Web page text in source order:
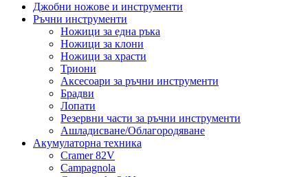
Джобни ножове и инструменти
Ръчни инструменти
Ножици за една ръка
Ножици за клони
Ножици за храсти
Триони
Аксесоари за ръчни инструменти
Брадви
Лопати
Резервни части за ръчни инструменти
Ашладисване/Облагородяване
Акумулаторна техника
Cramer 82V
Campagnola